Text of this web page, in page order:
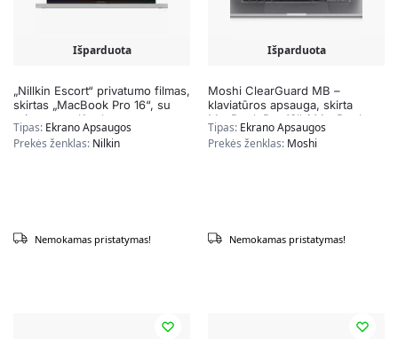
Išparduota
„Nillkin Escort“ privatumo filmas,
skirtas „MacBook Pro 16“, su
privatumo plėvele
Tipas: Ekrano Apsaugos
Prekės ženklas: Nilkin
Nemokamas pristatymas!
Išparduota
Moshi ClearGuard MB –
klaviatūros apsauga, skirta
MacBook Pro 16″ / MacBook
Pro 13″ 2020 (ES išdėstymas)
Tipas: Ekrano Apsaugos
Prekės ženklas: Moshi
Nemokamas pristatymas!